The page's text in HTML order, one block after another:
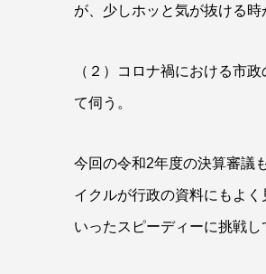
が、少しホッと気が抜ける時
（２）コロナ禍における市
て伺う。
今回の令和2年度の決算審議
イクルが行政の資料にもよ
いったスピーディーに挑戦